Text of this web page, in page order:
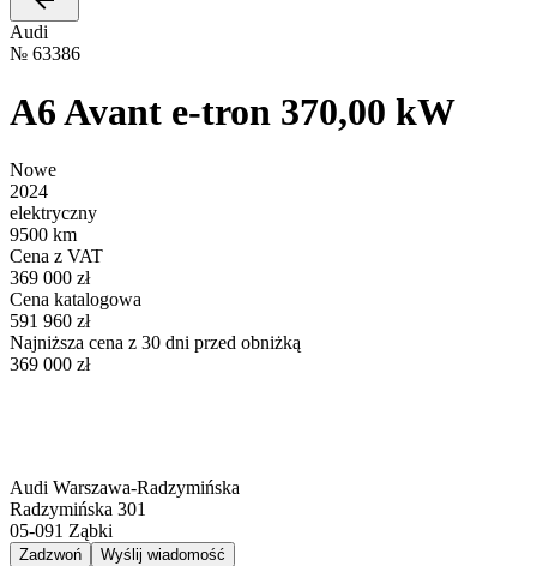
Audi
№ 63386
A6 Avant e-tron 370,00 kW
Nowe
2024
elektryczny
9500 km
Cena z VAT
369 000 zł
Cena katalogowa
591 960 zł
Najniższa cena z 30 dni przed obniżką
369 000 zł
Audi Warszawa-Radzymińska
Radzymińska 301
05-091 Ząbki
Zadzwoń
Wyślij wiadomość